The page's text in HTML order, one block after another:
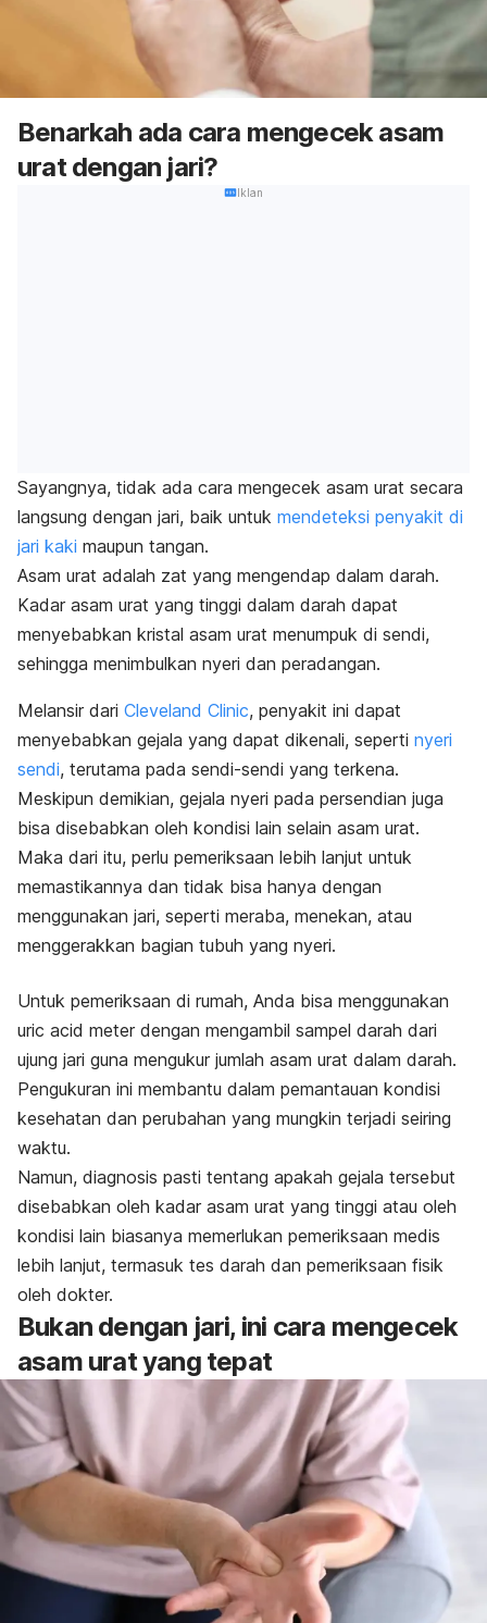
Benarkah ada cara mengecek asam
urat dengan jari?
Iklan
Sayangnya, tidak ada cara mengecek asam urat secara
langsung dengan jari, baik untuk mendeteksi penyakit di
jari kaki maupun tangan.
Asam urat adalah zat yang mengendap dalam darah.
Kadar asam urat yang tinggi dalam darah dapat
menyebabkan kristal asam urat menumpuk di sendi,
sehingga menimbulkan nyeri dan peradangan.
Melansir dari Cleveland Clinic, penyakit ini dapat
menyebabkan gejala yang dapat dikenali, seperti nyeri
sendi, terutama pada sendi-sendi yang terkena.
Meskipun demikian, gejala nyeri pada persendian juga
bisa disebabkan oleh kondisi lain selain asam urat.
Maka dari itu, perlu pemeriksaan lebih lanjut untuk
memastikannya dan tidak bisa hanya dengan
menggunakan jari, seperti meraba, menekan, atau
menggerakkan bagian tubuh yang nyeri.
Untuk pemeriksaan di rumah, Anda bisa menggunakan
uric acid meter dengan mengambil sampel darah dari
ujung jari guna mengukur jumlah asam urat dalam darah.
Pengukuran ini membantu dalam pemantauan kondisi
kesehatan dan perubahan yang mungkin terjadi seiring
waktu.
Namun, diagnosis pasti tentang apakah gejala tersebut
disebabkan oleh kadar asam urat yang tinggi atau oleh
kondisi lain biasanya memerlukan pemeriksaan medis
lebih lanjut, termasuk tes darah dan pemeriksaan fisik
oleh dokter.
Bukan dengan jari, ini cara mengecek
asam urat yang tepat